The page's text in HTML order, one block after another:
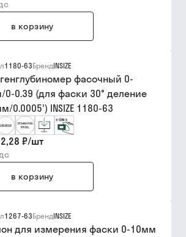
в корзину
1180-63БрендINSIZE
фасочный 0-
0.39 (для фаски 30° деление
0.0005') INSIZE 1180-63
₽/шт
в корзину
1267-63БрендINSIZE
для измерения фаски 0-10мм